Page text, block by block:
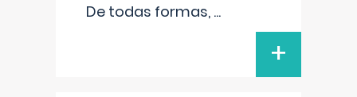
De todas formas, ...
+